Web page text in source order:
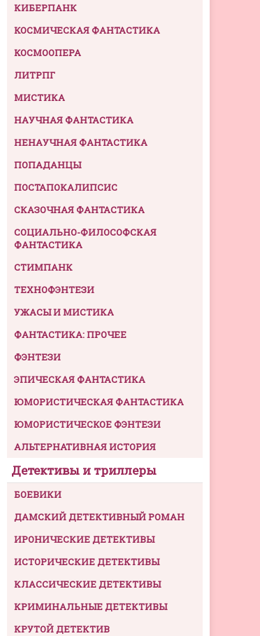
КИБЕРПАНК
КОСМИЧЕСКАЯ ФАНТАСТИКА
КОСМООПЕРА
ЛИТРПГ
МИСТИКА
НАУЧНАЯ ФАНТАСТИКА
НЕНАУЧНАЯ ФАНТАСТИКА
ПОПАДАНЦЫ
ПОСТАПОКАЛИПСИС
СКАЗОЧНАЯ ФАНТАСТИКА
СОЦИАЛЬНО-ФИЛОСОФСКАЯ
ФАНТАСТИКА
СТИМПАНК
ТЕХНОФЭНТЕЗИ
УЖАСЫ И МИСТИКА
ФАНТАСТИКА: ПРОЧЕЕ
ФЭНТЕЗИ
ЭПИЧЕСКАЯ ФАНТАСТИКА
ЮМОРИСТИЧЕСКАЯ ФАНТАСТИКА
ЮМОРИСТИЧЕСКОЕ ФЭНТЕЗИ
АЛЬТЕРНАТИВНАЯ ИСТОРИЯ
Детективы и триллеры
БОЕВИКИ
ДАМСКИЙ ДЕТЕКТИВНЫЙ РОМАН
ИРОНИЧЕСКИЕ ДЕТЕКТИВЫ
ИСТОРИЧЕСКИЕ ДЕТЕКТИВЫ
КЛАССИЧЕСКИЕ ДЕТЕКТИВЫ
КРИМИНАЛЬНЫЕ ДЕТЕКТИВЫ
КРУТОЙ ДЕТЕКТИВ